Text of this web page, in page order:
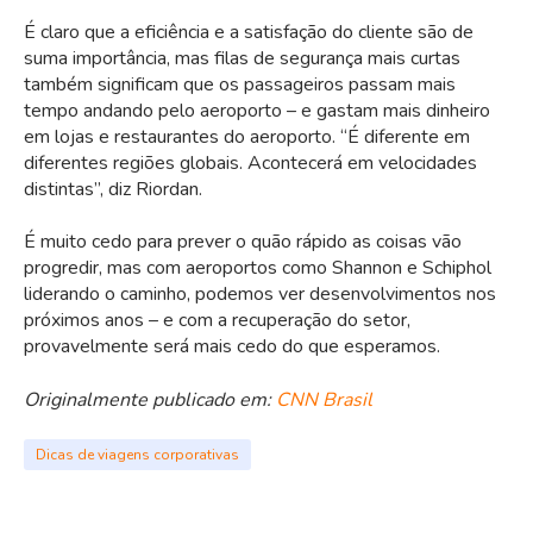
É claro que a eficiência e a satisfação do cliente são de
suma importância, mas filas de segurança mais curtas
também significam que os passageiros passam mais
tempo andando pelo aeroporto – e gastam mais dinheiro
em lojas e restaurantes do aeroporto. “É diferente em
diferentes regiões globais. Acontecerá em velocidades
distintas”, diz Riordan.
É muito cedo para prever o quão rápido as coisas vão
progredir, mas com aeroportos como Shannon e Schiphol
liderando o caminho, podemos ver desenvolvimentos nos
próximos anos – e com a recuperação do setor,
provavelmente será mais cedo do que esperamos.
Originalmente publicado em: CNN Brasil
Dicas de viagens corporativas